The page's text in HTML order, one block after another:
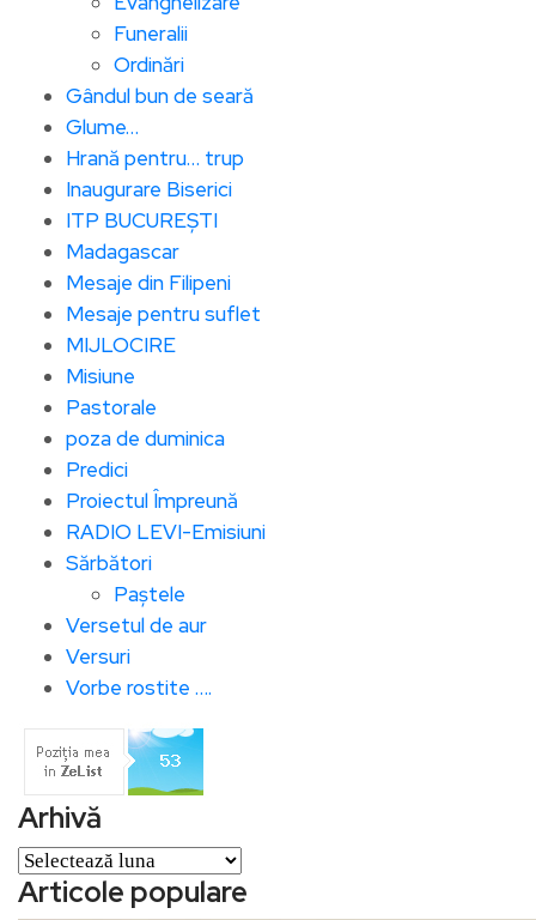
Funeralii
Ordinări
Gândul bun de seară
Glume…
Hrană pentru… trup
Inaugurare Biserici
ITP BUCUREȘTI
Madagascar
Mesaje din Filipeni
Mesaje pentru suflet
MIJLOCIRE
Misiune
Pastorale
poza de duminica
Predici
Proiectul Împreună
RADIO LEVI-Emisiuni
Sărbători
Paștele
Versetul de aur
Versuri
Vorbe rostite ….
Arhivă
Arhivă
Articole populare